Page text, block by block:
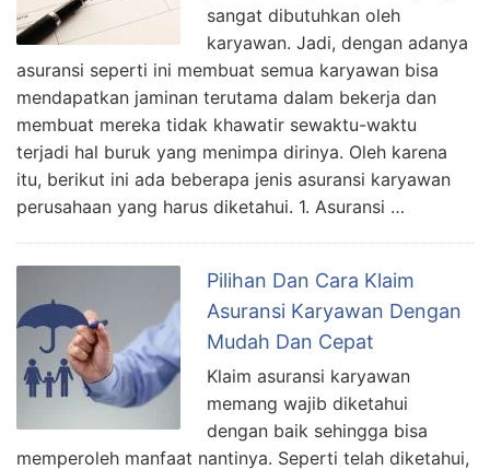
sangat dibutuhkan oleh
karyawan. Jadi, dengan adanya
asuransi seperti ini membuat semua karyawan bisa
mendapatkan jaminan terutama dalam bekerja dan
membuat mereka tidak khawatir sewaktu-waktu
terjadi hal buruk yang menimpa dirinya. Oleh karena
itu, berikut ini ada beberapa jenis asuransi karyawan
perusahaan yang harus diketahui. 1. Asuransi …
Pilihan Dan Cara Klaim
Asuransi Karyawan Dengan
Mudah Dan Cepat
Klaim asuransi karyawan
memang wajib diketahui
dengan baik sehingga bisa
memperoleh manfaat nantinya. Seperti telah diketahui,